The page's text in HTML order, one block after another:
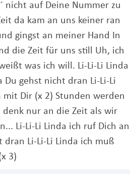
nicht auf Deine Nummer zu
da kam an uns keiner ran
gingst an meiner Hand In
die Zeit für uns still Uh, ich
was ich will. Li-Li-Li Linda
Du gehst nicht dran Li-Li-Li
Dir (x 2) Stunden werden
denk nur an die Zeit als wir
Li-Li-Li Linda ich ruf Dich an
dran Li-Li-Li Linda ich muß
3)